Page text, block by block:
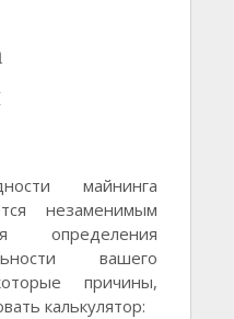
майнинга
незаменимым
определения
вашего
причины,
калькулятор: